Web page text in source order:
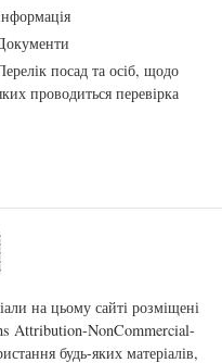
посад та осіб, щодо
проводиться перевірка
на цьому сайті розміщені
Attribution-NonCommercial-
будь-яких матеріалів,